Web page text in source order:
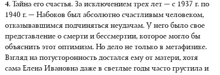
4. Тайна его счастья. За исключением трех лет — с 1937 г. по
1940 г. — Набоков был абсолютно счастливым человеком,
отказывавшимся подчиняться неудачам. У него было свое
представление о смерти и бессмертии, которое могло бы
объяснить этот оптимизм. Но дело не только в метафизике.
Взгляд на потусторонность достался ему от матери, хотя
сама Елена Ивановна даже в светлые годы часто грустила и